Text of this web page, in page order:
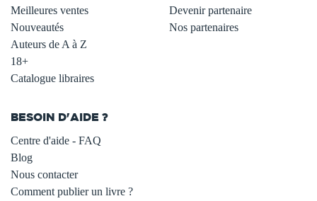
Meilleures ventes
Nouveautés
Auteurs de A à Z
18+
Catalogue libraires
Devenir partenaire
Nos partenaires
BESOIN D'AIDE ?
Centre d'aide - FAQ
Blog
Nous contacter
Comment publier un livre ?